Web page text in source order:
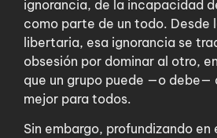
ignorancia, de la incapacidad
como parte de un todo. Desde
libertaria, esa ignorancia se
obsesión por dominar al otro,
que un grupo puede —o debe—
mejor para todos.
Sin embargo, profundizando